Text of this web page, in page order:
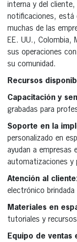
interna y del
notificaciones, está
muchas de las
EE. UU., Colombia,
sus operaciones
su comunidad.
Recursos
Capacitación y
grabadas para
Soporte en la
personalizado en
ayudan a empresas
automatizaciones y
Atención al
electrónico
Materiales en
tutoriales y
Equipo de ventas